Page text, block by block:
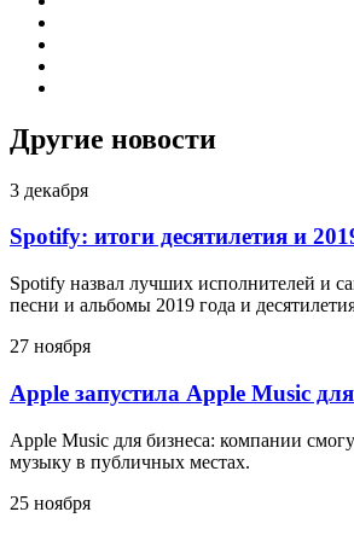
Другие новости
3 декабря
Spotify: итоги десятилетия и
Spotify назвал лучших исполнителей и
песни и альбомы 2019 года и
27 ноября
Apple запустила Apple Music
Apple Music для бизнеса: компании
музыку в публичных местах.
25 ноября